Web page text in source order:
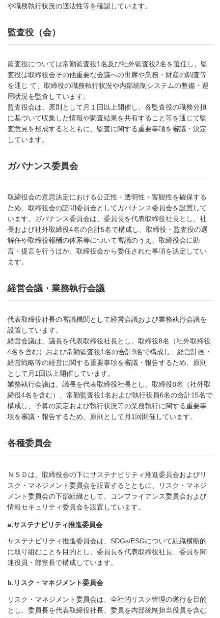
や職務執行状況の適法性等を確認しています。
監査役（会）
監査役については常勤監査役1名及び社外監査役2名を選任し、監
査役は取締役会その他重要な会議への出席や業務・財産の調査等
を通じ て、取締役の職務執行状況や内部統制システムの整備・運
用状況を監査しています。
監査役会は、原則として月１回以上開催し、各監査役の職務分担
に基づいて収集した情報や調査結果を共有すること等を通じて監
査意見を形成するとともに、監査に関する重要事項を審議・決定
しています。
ガバナンス委員会
取締役会の意思決定における公正性・透明性・客観性を確保する
ため、取締役会の諮問委員会としてガバナンス委員会を設置して
います。ガバナンス委員会は、委員長を代表取締役社長とし、社
長および社外取締役4名の合計5名で構成し、取締役・監査役の選
解任や取締役報酬の体系等について審議のうえ、取締役会に助
言・提言を行うほか、取締役会から委任された事項を決定してい
ます。
経営会議・業務執行会議
代表取締役社長の審議機関として経営会議および業務執行会議を
設置しています。
経営会議は、議長を代表取締役社長とし、取締役8名（社外取締役
4名を含む）および常勤監査役1名の合計9名で構成し、経営計画・
経営戦略等の経営に関する重要事項を審議・報告するため、原則
として月1回以上開催しています。
業務執行会議は、議長を代表取締役社長とし、取締役8名（社外取
締役4名を含む）、常勤監査役1名および執行役員6名の合計15名で
構成し、予算の策定および執行状況等の業務執行に関する重要事
項を審議・報告するため、原則として月1回開催しています。
各種委員会
ＮＳＤは、取締役会の下にサステナビリティ推進委員会およびリ
スク・マネジメント委員会を設置するとともに、リスク・マネジ
メント委員会の下部組織として、コンプライアンス委員会および
情報セキュリティ委員会を設置しています。
a.サステナビリティ推進委員会
サステナビリティ推進委員会は、SDGs/ESGについて組織横断的
に取り組むことを目的とし、委員長を代表取締役社長、委員を関
連役員・部室長で構成しています。
b.リスク・マネジメント委員会
リスク・マネジメント委員会は、全社的リスク管理の遂行を目的
とし、委員長を代表取締役社長、委員を内部統制担当役員を含む